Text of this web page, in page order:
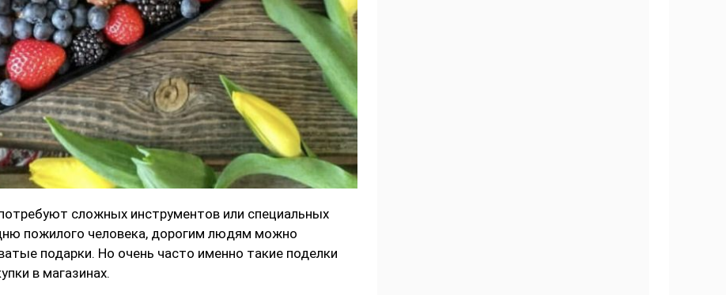
сложных инструментов или специальных
пожилого человека, дорогим людям можно
подарки. Но очень часто именно такие поделки
в магазинах.